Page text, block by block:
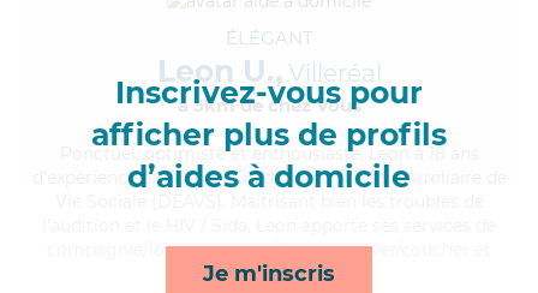
Inscrivez-vous pour
afficher plus de profils
d’aides à domicile
Je m'inscris
ÉLÉGANT
Leon U., Villeréal
à 5km de chez Vous
, optimiste et enthousiaste, Leon a 18 ans
d'expérience et possède un diplôme d'État d'Auxiliaire de
compagnie/loisirs, courses/livraison, lever/coucher et
activités*